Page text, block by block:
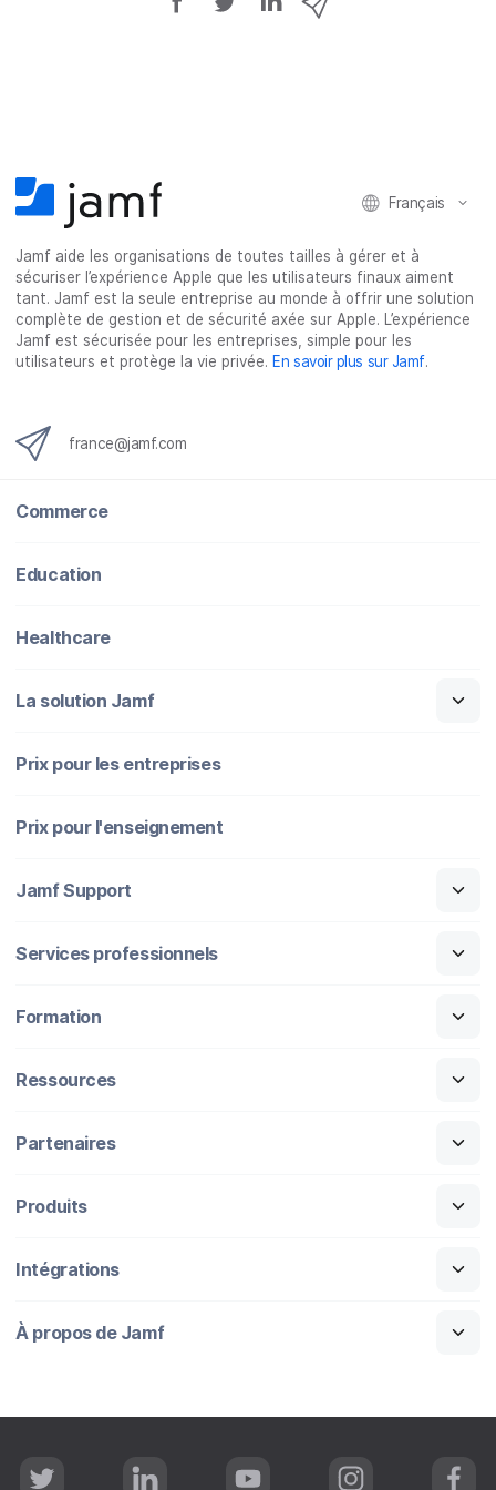
r
F
a
c
e
r
T
w
i
t
r
L
i
n
k
r
e
-
m
a
Français
Jamf aide les organisations de toutes tailles à gérer et à
sécuriser l’expérience Apple que les utilisateurs finaux aiment
tant. Jamf est la seule entreprise au monde à offrir une solution
complète de gestion et de sécurité axée sur Apple. L’expérience
Jamf est sécurisée pour les entreprises, simple pour les
utilisateurs et protège la vie privée. En savoir plus sur Jamf.
france@jamf.com
Commerce
Education
Healthcare
La solution Jamf
Prix pour les entreprises
Prix pour l'enseignement
Jamf Support
Services professionnels
Formation
Ressources
Partenaires
Produits
Intégrations
À propos de Jamf
T L Y I F